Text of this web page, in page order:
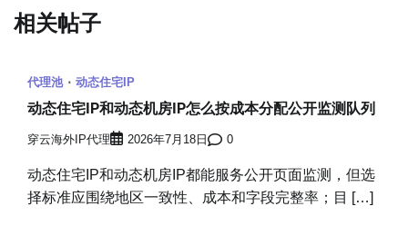
相关帖子
代理池 动态住宅IP
动态住宅IP和动态机房IP怎么按成本分配公开监测队列
穿云海外IP代理 2026年7月18日 0
动态住宅IP和动态机房IP都能服务公开页面监测，但选
择标准应围绕地区一致性、成本和字段完整率；目 […]